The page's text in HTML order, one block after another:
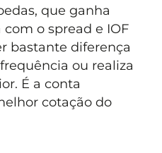
que ganha
o spread e IOF
bastante diferença
ou realiza
É a conta
cotação do